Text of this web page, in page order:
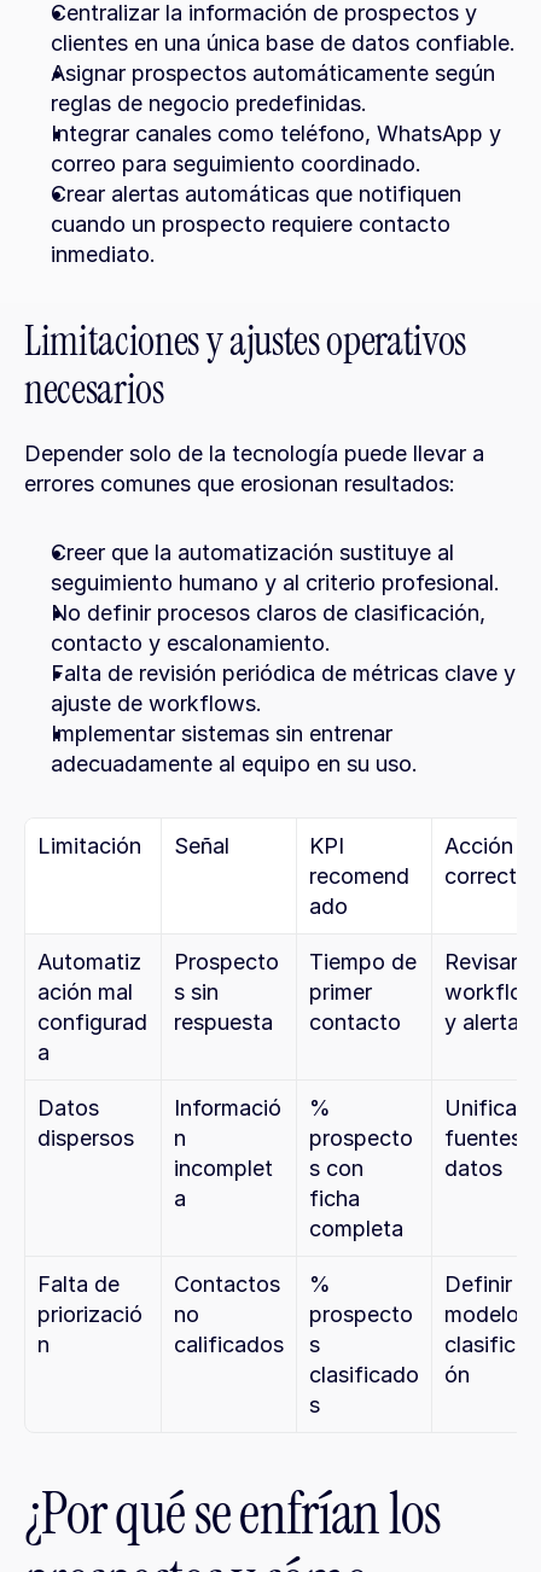
Centralizar la información de prospectos y
clientes en una única base de datos confiable.
Asignar prospectos automáticamente según
reglas de negocio predefinidas.
Integrar canales como teléfono, WhatsApp y
correo para seguimiento coordinado.
Crear alertas automáticas que notifiquen
cuando un prospecto requiere contacto
inmediato.
Limitaciones y ajustes operativos
necesarios
Depender solo de la tecnología puede llevar a
errores comunes que erosionan resultados:
Creer que la automatización sustituye al
seguimiento humano y al criterio profesional.
No definir procesos claros de clasificación,
contacto y escalonamiento.
Falta de revisión periódica de métricas clave y
ajuste de workflows.
Implementar sistemas sin entrenar
adecuadamente al equipo en su uso.
Limitación Señal
KPI
recomend
ado
Acción
Automatiz
ación mal
configurad
a
Prospecto
s sin
respuesta
Tiempo de
primer
contacto
Revisar
y alertas
Datos
dispersos
Informació
n
incomplet
a
%
prospecto
s con
ficha
completa
Unificar
fuentes
datos
Falta de
priorizació
n
Contactos
no
calificados
%
prospecto
s
clasificado
s
Definir
modelo
ón
¿Por qué se enfrían los